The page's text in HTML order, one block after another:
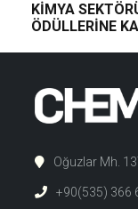
KİMYA
ÖDÜLLERİNE
Oğuzlar Mh.
+90(535) 366